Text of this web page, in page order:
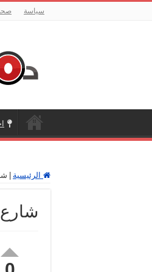
سياسة
الرئيسية